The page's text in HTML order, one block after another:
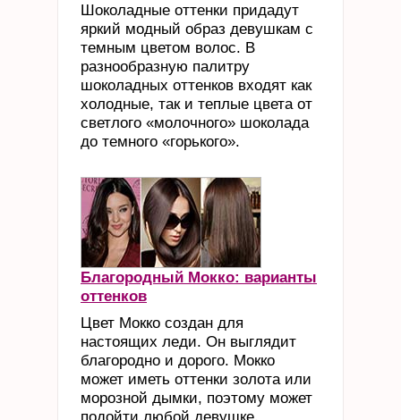
Шоколадные оттенки придадут
яркий модный образ девушкам с
темным цветом волос. В
разнообразную палитру
шоколадных оттенков входят как
холодные, так и теплые цвета от
светлого «молочного» шоколада
до темного «горького».
Благородный Мокко: варианты
оттенков
Цвет Мокко создан для
настоящих леди. Он выглядит
благородно и дорого. Мокко
может иметь оттенки золота или
морозной дымки, поэтому может
подойти любой девушке.